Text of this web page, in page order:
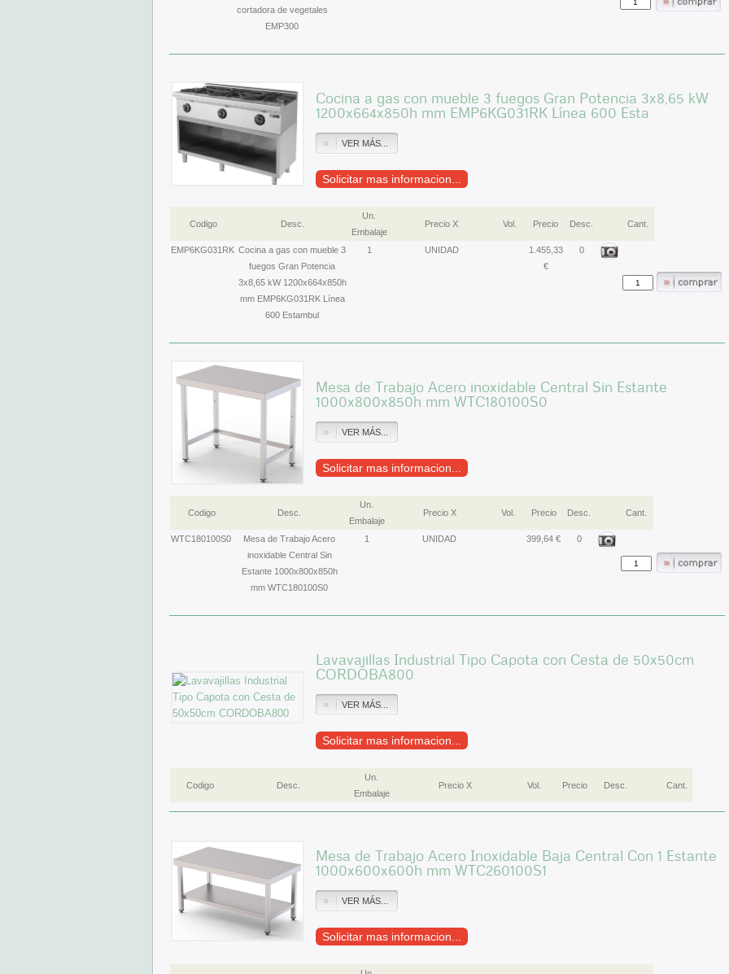
cortadora de vegetales
EMP300
Cocina a gas con mueble 3 fuegos Gran Potencia 3x8,65 kW
1200x664x850h mm EMP6KG031RK Línea 600 Esta
VER MÁS...
Solicitar mas informacion...
Codigo Desc.
Un.
Embalaje
Precio X Vol. Precio Desc. Cant.
EMP6KG031RK Cocina a gas con mueble 3
fuegos Gran Potencia
3x8,65 kW 1200x664x850h
mm EMP6KG031RK Línea
600 Estambul
1 UNIDAD
1.455,33
€
0
Mesa de Trabajo Acero inoxidable Central Sin Estante
1000x800x850h mm WTC180100S0
VER MÁS...
Solicitar mas informacion...
Codigo Desc.
Un.
Embalaje
Precio X Vol. Precio Desc. Cant.
WTC180100S0
Mesa de Trabajo Acero
inoxidable Central Sin
Estante 1000x800x850h
mm WTC180100S0
1 UNIDAD 399,64 € 0
Lavavajillas Industrial Tipo Capota con Cesta de 50x50cm
CORDOBA800
VER MÁS...
Solicitar mas informacion...
Codigo Desc.
Un.
Embalaje
Precio X Vol. Precio Desc. Cant.
Mesa de Trabajo Acero Inoxidable Baja Central Con 1 Estante
1000x600x600h mm WTC260100S1
VER MÁS...
Solicitar mas informacion...